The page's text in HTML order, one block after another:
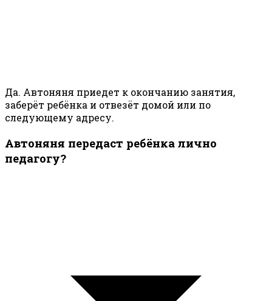
Да. Автоняня приедет к окончанию занятия,
заберёт ребёнка и отвезёт домой или по
следующему адресу.
Автоняня передаст ребёнка лично
педагогу?